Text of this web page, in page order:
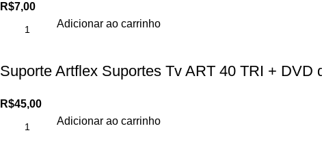
R$7,00
Adicionar ao carrinho
Suporte Artflex Suportes Tv ART 40 TRI + DVD
R$45,00
Adicionar ao carrinho